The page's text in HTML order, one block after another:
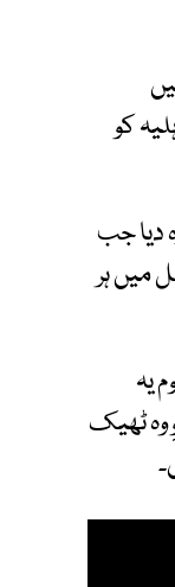
کو
دیا جب
میں ہر
یہ
وہ ٹھیک